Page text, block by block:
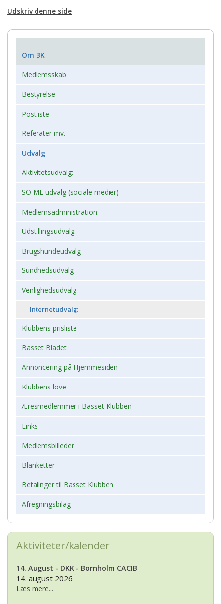
Udskriv denne side
Om BK
Medlemsskab
Bestyrelse
Postliste
Referater mv.
Udvalg
Aktivitetsudvalg:
SO ME udvalg (sociale medier)
Medlemsadministration:
Udstillingsudvalg:
Brugshundeudvalg
Sundhedsudvalg
Venlighedsudvalg
Internetudvalg:
Klubbens prisliste
Basset Bladet
Annoncering på Hjemmesiden
Klubbens love
Æresmedlemmer i Basset Klubben
Links
Medlemsbilleder
Blanketter
Betalinger til Basset Klubben
Afregningsbilag
Aktiviteter/kalender
14. August - DKK - Bornholm CACIB
14. august 2026
Læs mere...